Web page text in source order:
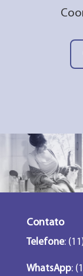
Contato
Telefone:
WhatsApp: